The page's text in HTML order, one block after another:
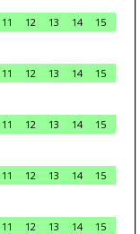
11 12 13 14
15
11 12 13 14
15
11 12 13 14
15
11 12 13 14
15
11 12 13 14
15